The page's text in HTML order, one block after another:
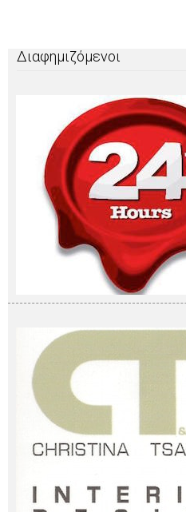
Διαφημιζόμενοι